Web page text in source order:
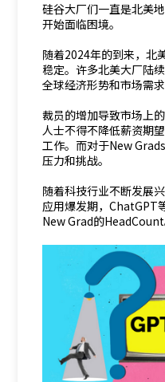
硅谷大厂们一直是北美
开始面临困境。
随着2024年的到来，北
稳定。许多北美大厂陆
全球经济形势和市场需求
裁员的增加导致市场上
人士不得不降低薪资期
工作。而对于New
压力和挑战。
随着科技行业不断发展
应用爆发期，ChatGPT
New Grad的HeadCount